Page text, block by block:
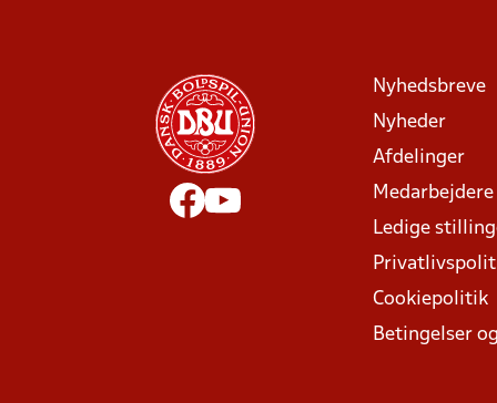
Nyhedsbreve
Nyheder
Afdelinger
Medarbejdere
Ledige
Cookiepolitik
Betingelser